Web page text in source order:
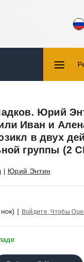
Юрий
Иван и
в двух
группы (2
| Юрий Энтин
| Войдите, Чтобы